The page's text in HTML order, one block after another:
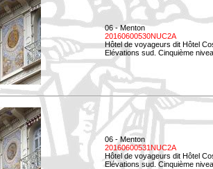
06 - Menton
20160600530NUC2A
Hôtel de voyageurs dit Hôtel
Elévations sud. Cinquième
06 - Menton
20160600531NUC2A
Hôtel de voyageurs dit Hôtel
Elévations sud. Cinquième